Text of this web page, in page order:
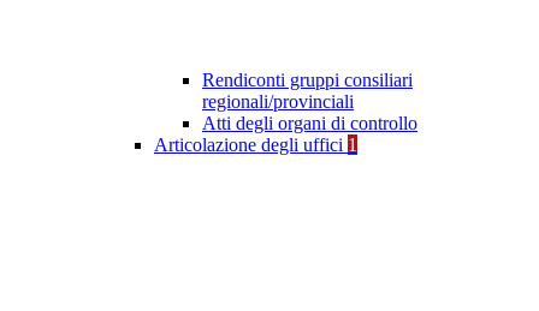
Rendiconti gruppi consiliari
regionali/provinciali
Atti degli organi di controllo
Articolazione degli uffici 1